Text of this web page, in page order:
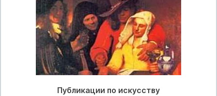
Публикации по искусству